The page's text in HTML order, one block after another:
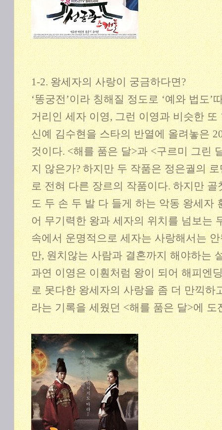
1-2.왕세자의 사랑이 궁금하다면?
‘똥궁전’이라 칭해질 정도로‘예와 법도’
거리인 세자 이영,그런 이영과 비슷한
신예 김수현을 스타의 반열에 올려놓은
것이다. <해를 품은 달>과<구르미 그린
지 않은가?하지만 두 작품은 정은궐의
로 전혀 다른 장르의 작품이다.하지만 골
도 두 손 두 발 다 들게 하는 악동 왕세자
어 무기력한 왕과 세자의 위치를 넘보는
속에서 운명적으로 세자는 사랑해서는
만,원치않는 사람과 결혼까지 해야하는
과연 이영은 이훤처럼 왕이 되어 해피엔
로 못다한 왕세자의 사랑을 좀 더 만끽하
라는 기록을 세웠던<해를 품은 달>에 도